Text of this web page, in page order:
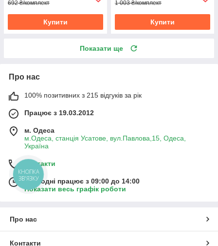
692 ₴/комплект
Купити
1 003 ₴/комплект
Купити
Показати ще
Про нас
100% позитивних з 215 відгуків за рік
Працює з 19.03.2012
м. Одеса
м.Одеса, станція Усатове, вул.Павлова,15, Одеса,
Україна
Контакти
Сьогодні працює з 09:00 до 14:00
Показати весь графік роботи
Про нас
Контакти
КНОПКА
ЗВ'ЯЗКУ